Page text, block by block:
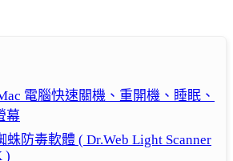
電腦快速關機、重開機、睡眠、
幕
蛛防毒軟體 ( Dr.Web Light Scanner
)